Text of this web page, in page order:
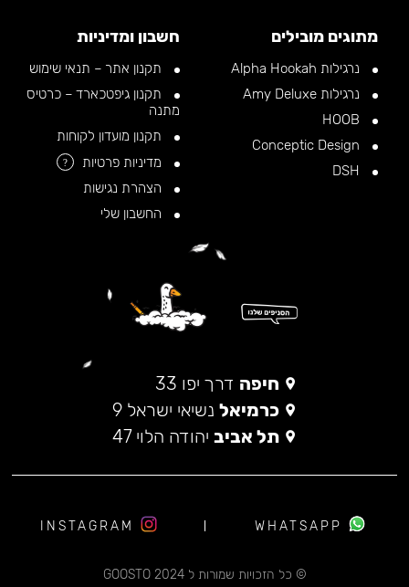
מתוגים מובילים
נרגילות Alpha Hookah
נרגילות Amy Deluxe
חשבון ומדיניות
תקנון אתר – תנאי שימוש
תקנון גיפטכארד – כרטיס
מתנה
תקנון מועדון לקוחות
מדיניות פרטיות
?
הצהרת נגישות
החשבון שלי
חיפה דרך יפו 33
כרמיאל נשיאי ישראל 9
תל אביב יהודה הלוי 47
© כל הזכויות שמורות ל 2024 GOOSTO
WHATSAPP
INSTAGRAM